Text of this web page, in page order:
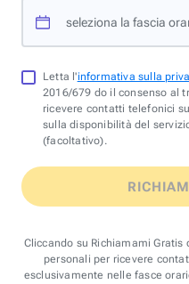
seleziona la fascia
Letta l'informativa sulla
2016/679 do il consenso al
ricevere contatti telefonici
sulla disponibilità del
(facoltativo).
Cliccando su Richiamami
personali per ricevere
esclusivamente nelle fasce